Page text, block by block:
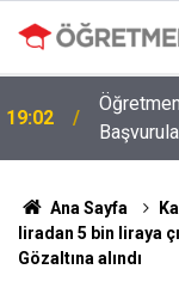
19:02
Ana Sayfa
liradan 5 bin liraya
Gözaltına alındı